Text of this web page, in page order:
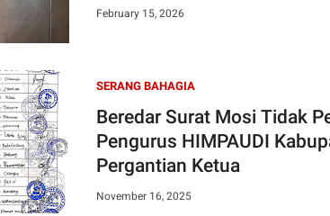
February 15, 2026
SERANG BAHAGIA
Beredar Surat Mosi Tidak
Pengurus HIMPAUDI
Pergantian Ketua
November 16, 2025